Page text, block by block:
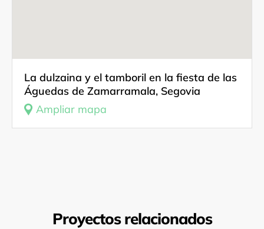
La dulzaina y el tamboril en la fiesta de las
Águedas de Zamarramala, Segovia
Ampliar mapa
Proyectos relacionados